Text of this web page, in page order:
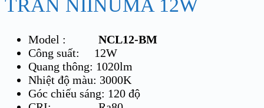
TRẦN NIINUMA 12W
Model : NCL12-BM
Công suất: 12W
Quang thông: 1020lm
Nhiệt độ màu: 3000K
Góc chiếu sáng: 120 độ